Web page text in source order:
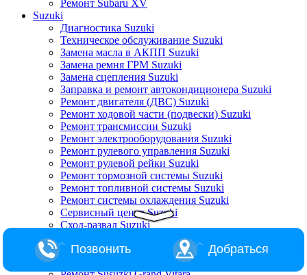
Ремонт Subaru XV
Suzuki
Диагностика Suzuki
Техническое обслуживание Suzuki
Замена масла в АКПП Suzuki
Замена ремня ГРМ Suzuki
Замена сцепления Suzuki
Заправка и ремонт автокондиционера Suzuki
Ремонт двигателя (ДВС) Suzuki
Ремонт ходовой части (подвески) Suzuki
Ремонт трансмиссии Suzuki
Ремонт электрооборудования Suzuki
Ремонт рулевого управления Suzuki
Ремонт рулевой рейки Suzuki
Ремонт тормозной системы Suzuki
Ремонт топливной системы Suzuki
Ремонт системы охлаждения Suzuki
Сервисный центр Suzuki
Сход-развал Suzuki
Ремонт Suzuki Baleno
Позвонить Добраться